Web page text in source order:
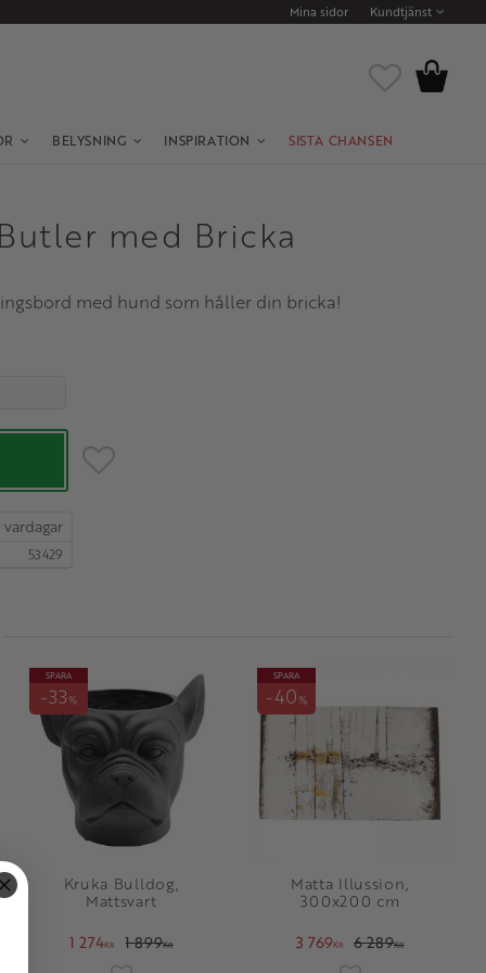
Mina sidor Kundtjänst
BELYSNING INSPIRATION SISTA CHANSEN
Favoriter
Kundvagn
med Bricka
med hund som håller din bricka!
Lägg till i favoriter
53429
Kruka Bulldog,
Mattsvart
1 274KR 1 899KR
SPARA
33%
Matta Illussion,
300x200 cm
3 769KR 6 289KR
SPARA
40%